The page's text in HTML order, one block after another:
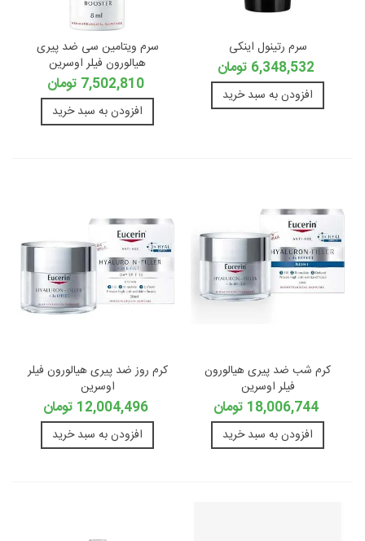
سرم رتینول اینکی
6,348,532 تومان
افزودن به سبد خرید
سرم ویتامین سی ضد پیری
هیالورون فیلر اوسرین
7,502,810 تومان
افزودن به سبد خرید
کرم شب ضد پیری هیالورون
فیلر اوسرین
18,006,744 تومان
افزودن به سبد خرید
کرم روز ضد پیری هیالورون فیلر
اوسرین
12,004,496 تومان
افزودن به سبد خرید